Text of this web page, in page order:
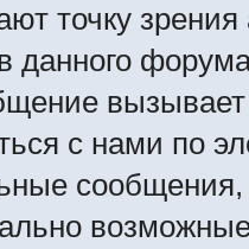
точку зрения
данного
с нами по